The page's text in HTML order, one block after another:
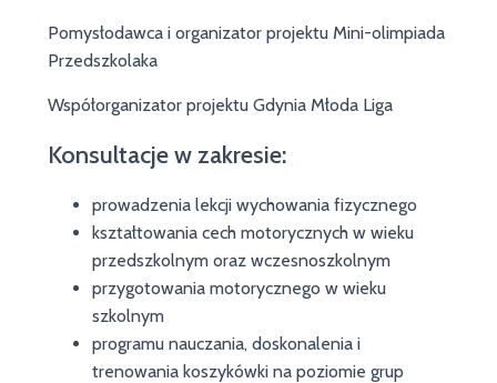
Pomysłodawca i organizator projektu Mini-olimpiada
Przedszkolaka
Współorganizator projektu Gdynia Młoda Liga
Konsultacje w zakresie:
prowadzenia lekcji wychowania fizycznego
kształtowania cech motorycznych w wieku
przedszkolnym oraz wczesnoszkolnym
przygotowania motorycznego w wieku
szkolnym
programu nauczania, doskonalenia i
trenowania koszykówki na poziomie grup